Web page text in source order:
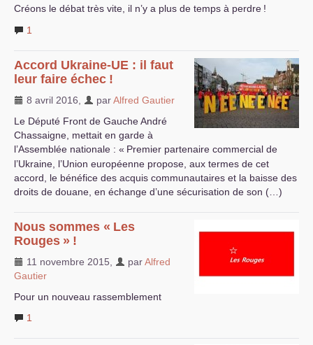
Créons le débat très vite, il n’y a plus de temps à perdre !
1
Accord Ukraine-UE : il faut
leur faire échec !
8 avril 2016 parAlfred Gautier
Le Député Front de Gauche André
Chassaigne, mettait en garde à
l’Assemblée nationale : « Premier partenaire commercial de
l’Ukraine, l’Union européenne propose, aux termes de cet
accord, le bénéfice des acquis communautaires et la baisse des
droits de douane, en échange d’une sécurisation de son (…)
Nous sommes « Les
Rouges » !
11 novembre 2015 parAlfred
Gautier
Pour un nouveau rassemblement
1